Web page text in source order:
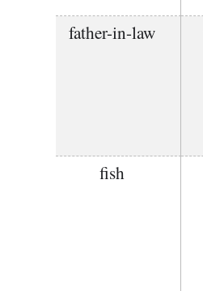
father-in-law
fish